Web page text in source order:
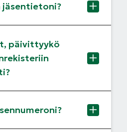
jäsentietoni?
päivittyykö